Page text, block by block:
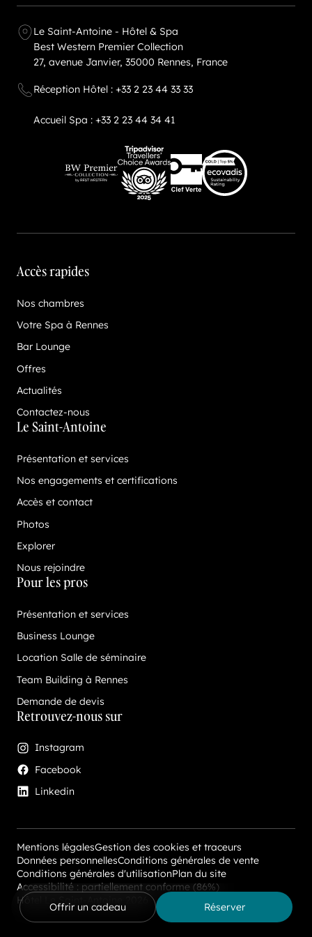
Le Saint-Antoine - Hôtel & Spa
Best Western Premier Collection
27, avenue Janvier, 35000 Rennes, France
Réception Hôtel : +33 2 23 44 33 33
Accueil Spa : +33 2 23 44 34 41
BW Premier - Collection - By BEST WESTERN
Accès rapides
Nos chambres
Votre Spa à Rennes
Bar Lounge
Offres
Actualités
Contactez-nous
Le Saint-Antoine
Présentation et services
Nos engagements et certifications
Accès et contact
Photos
Explorer
Nous rejoindre
Pour les pros
Présentation et services
Business Lounge
Location Salle de séminaire
Team Building à Rennes
Demande de devis
Retrouvez-nous sur
Instagram
Facebook
Linkedin
Mentions légalesGestion des cookies et traceurs
Données personnellesConditions générales de vente
Conditions générales d'utilisationPlan du site
Accessibilité : partiellement conforme (86%)
Hôtel Le Saint-Antoine 2026
Réserver
Offrir un cadeau